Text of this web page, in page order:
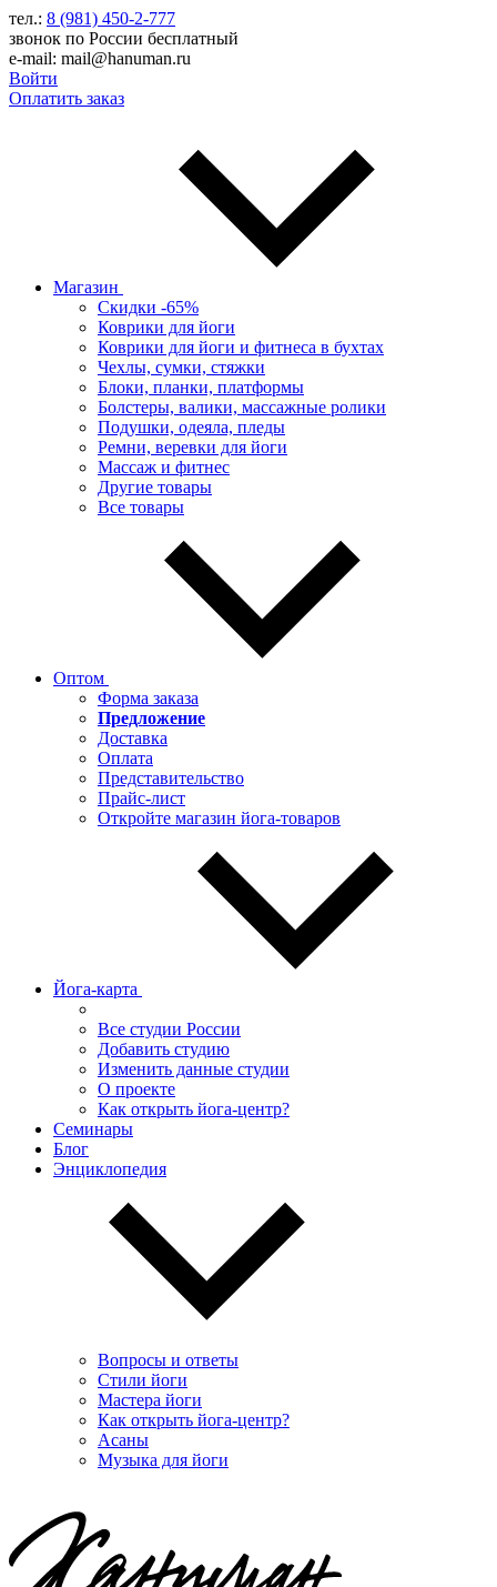
тел.: 8 (981) 450-2-777
звонок по России бесплатный
e-mail: mail@hanuman.ru
Войти
Оплатить заказ
Магазин
Скидки -65%
Коврики для йоги
Коврики для йоги и фитнеса в бухтах
Чехлы, сумки, стяжки
Блоки, планки, платформы
Болстеры, валики, массажные ролики
Подушки, одеяла, пледы
Ремни, веревки для йоги
Массаж и фитнес
Другие товары
Все товары
Оптом
Форма заказа
Предложение
Доставка
Оплата
Представительство
Прайс-лист
Откройте магазин йога-товаров
Йога-карта
Все студии России
Добавить студию
Изменить данные студии
О проекте
Как открыть йога-центр?
Семинары
Блог
Энциклопедия
Вопросы и ответы
Стили йоги
Мастера йоги
Как открыть йога-центр?
Асаны
Музыка для йоги